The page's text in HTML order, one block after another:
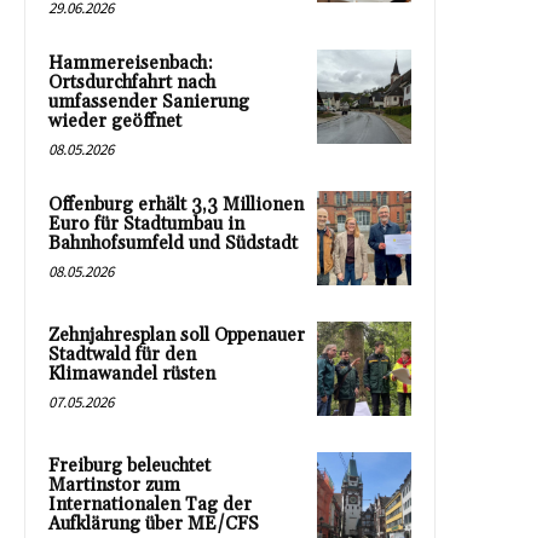
29.06.2026
Hammereisenbach:
Ortsdurchfahrt nach
umfassender Sanierung
wieder geöffnet
08.05.2026
Offenburg erhält 3,3 Millionen
Euro für Stadtumbau in
Bahnhofsumfeld und Südstadt
08.05.2026
Zehnjahresplan soll Oppenauer
Stadtwald für den
Klimawandel rüsten
07.05.2026
Freiburg beleuchtet
Martinstor zum
Internationalen Tag der
Aufklärung über ME/CFS